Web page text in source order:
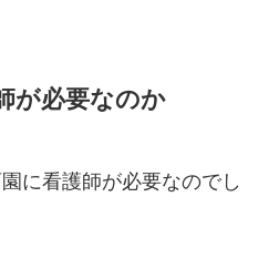
が必要なのか
に看護師が必要なのでし